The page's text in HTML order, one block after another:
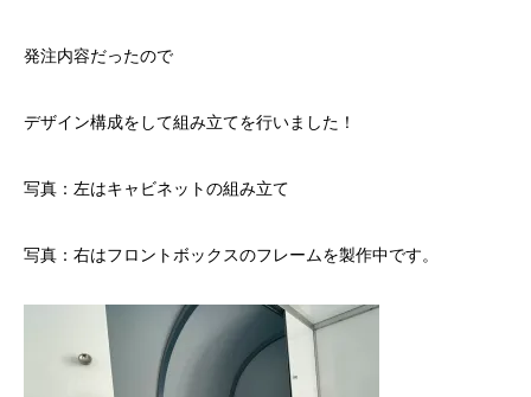
発注内容だったので
デザイン構成をして組み立てを行いました！
写真：左はキャビネットの組み立て
写真：右はフロントボックスのフレームを製作中です。